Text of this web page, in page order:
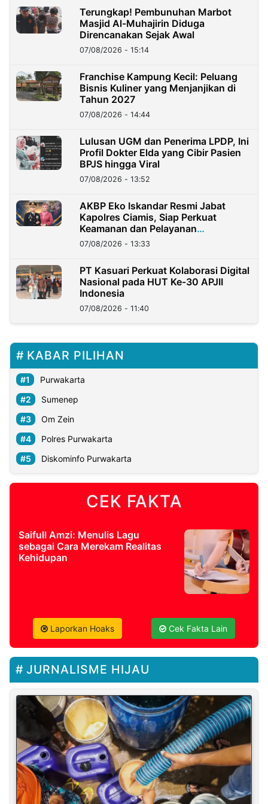
Terungkap! Pembunuhan Marbot
Masjid Al-Muhajirin Diduga
Direncanakan Sejak Awal
07/08/2026 - 15:14
Franchise Kampung Kecil: Peluang
Bisnis Kuliner yang Menjanjikan di
Tahun 2027
07/08/2026 - 14:44
Lulusan UGM dan Penerima LPDP, Ini
Profil Dokter Elda yang Cibir Pasien
BPJS hingga Viral
07/08/2026 - 13:52
AKBP Eko Iskandar Resmi Jabat
Kapolres Ciamis, Siap Perkuat
Keamanan dan Pelayanan
Masyarakat
07/08/2026 - 13:33
PT Kasuari Perkuat Kolaborasi Digital
Nasional pada HUT Ke-30 APJII
Indonesia
07/08/2026 - 11:40
KABAR PILIHAN
Purwakarta
Sumenep
Om Zein
Polres Purwakarta
Diskominfo Purwakarta
CEK FAKTA
Saifull Amzi: Menulis Lagu
sebagai Cara Merekam Realitas
Kehidupan
Laporkan Hoaks Cek Fakta Lain
JURNALISME HIJAU